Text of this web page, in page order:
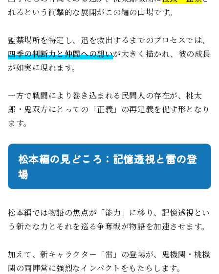
れるという衝撃的な展開がこの編の山場です。
監禁場所を特定し、迅を救出するまでのプロセスでは、
四季の判断力と仲間への想いが大きく描かれ、彼の成長
が如実に現れます。
一方で戦闘により巻き込まれる民間人の存在が、桃太
郎・鬼双方にとっての「正義」の再定義を促す形となり
ます。
松本編の見どころ：記憶透視と雷の登
場
松本編では物語の焦点が「能力」に移り、記憶透視とい
う新たな力とそれを巡る争奪戦が物語を加速させます。
加えて、新キャラクター「雷」の登場が、鬼機関・桃機
関の両陣営に強烈なインパクトをもたらします。